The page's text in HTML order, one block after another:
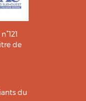
de
du